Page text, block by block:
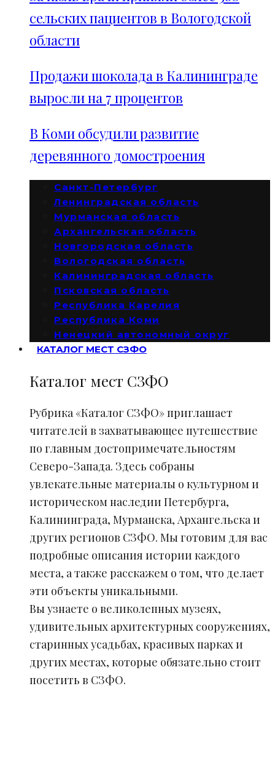
сельских пациентов в Вологодской
области
Продажи шоколада в Калининграде
выросли на 7 процентов
В Коми обсудили развитие
деревянного домостроения
Санкт-Петербург
Ленинградская область
Мурманская область
Архангельская область
Новгородская область
Вологодская область
Калининградская область
Псковская область
Республика Карелия
Республика Коми
Ненецкий автономный округ
КАТАЛОГ МЕСТ СЗФО
Каталог мест СЗФО
Рубрика «Каталог СЗФО» приглашает
читателей в захватывающее путешествие
по главным достопримечательностям
Северо-Запада. Здесь собраны
увлекательные материалы о культурном и
историческом наследии Петербурга,
Калининграда, Мурманска, Архангельска и
других регионов СЗФО. Мы готовим для вас
подробные описания истории каждого
места, а также расскажем о том, что делает
эти объекты уникальными.
Вы узнаете о великолепных музеях,
удивительных архитектурных сооружениях,
старинных усадьбах, красивых парках и
других местах, которые обязательно стоит
посетить в СЗФО.